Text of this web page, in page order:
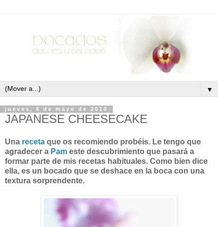
▼
jueves, 6 de mayo de 2010
JAPANESE CHEESECAKE
Una receta que os recomiendo probéis. Le tengo que
agradecer a Pam este descubrimiento que pasará a
formar parte de mis recetas habituales. Como bien dice
ella, es un bocado que se deshace en la boca con una
textura sorprendente.